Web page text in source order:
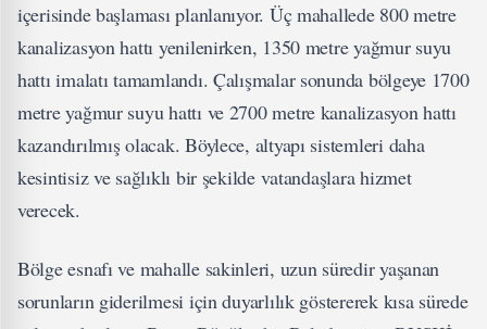
içerisinde başlaması planlanıyor. Üç mahallede 800 metre
kanalizasyon hattı yenilenirken, 1350 metre yağmur suyu
hattı imalatı tamamlandı. Çalışmalar sonunda bölgeye 1700
metre yağmur suyu hattı ve 2700 metre kanalizasyon hattı
kazandırılmış olacak. Böylece, altyapı sistemleri daha
kesintisiz ve sağlıklı bir şekilde vatandaşlara hizmet
verecek.
Bölge esnafı ve mahalle sakinleri, uzun süredir yaşanan
sorunların giderilmesi için duyarlılık göstererek kısa sürede